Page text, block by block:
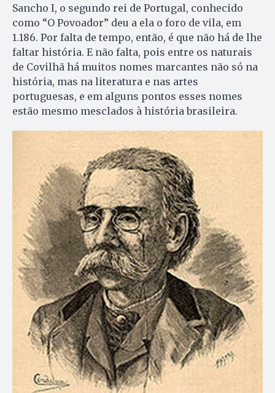
Sancho I, o segundo rei de Portugal, conhecido
como “O Povoador” deu a ela o foro de vila, em
1.186. Por falta de tempo, então, é que não há de lhe
faltar história. E não falta, pois entre os naturais
de Covilhã há muitos nomes marcantes não só na
história, mas na literatura e nas artes
portuguesas, e em alguns pontos esses nomes
estão mesmo mesclados à história brasileira.